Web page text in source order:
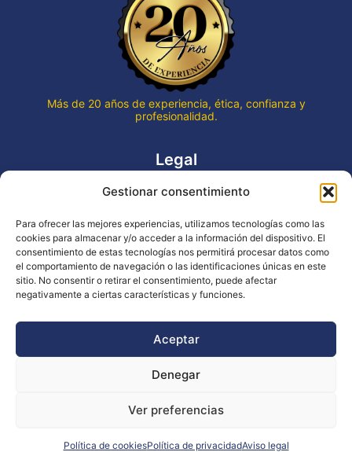
Gestionar consentimiento
Para ofrecer las mejores experiencias, utilizamos tecnologías como las
cookies para almacenar y/o acceder a la información del dispositivo. El
consentimiento de estas tecnologías nos permitirá procesar datos como
el comportamiento de navegación o las identificaciones únicas en este
sitio. No consentir o retirar el consentimiento, puede afectar
negativamente a ciertas características y funciones.
Aceptar
Denegar
Ver preferencias
Política de cookiesPolítica de privacidadAviso legal
Más de 20 años de experiencia, ética, confianza y
profesionalidad.
Legal
Aviso legal
Declaración de accesibilidad
Política de cookies (UE)